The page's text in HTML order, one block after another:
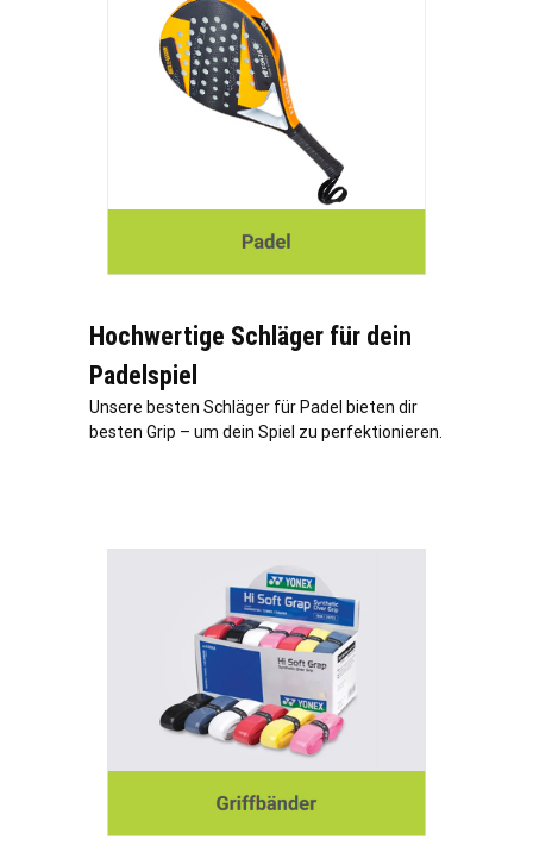
Hochwertige Schläger für dein
Padelspiel
Unsere besten Schläger für Padel bieten dir
besten Grip – um dein Spiel zu perfektionieren.